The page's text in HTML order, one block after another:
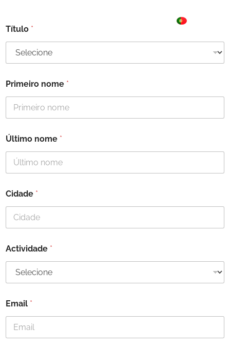
Título *
Primeiro nome *
Último nome *
Cidade *
Actividade *
Email *